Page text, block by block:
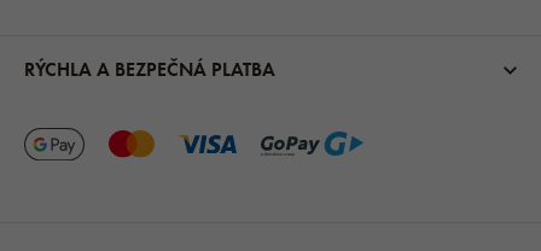
RÝCHLA A BEZPEČNÁ PLATBA